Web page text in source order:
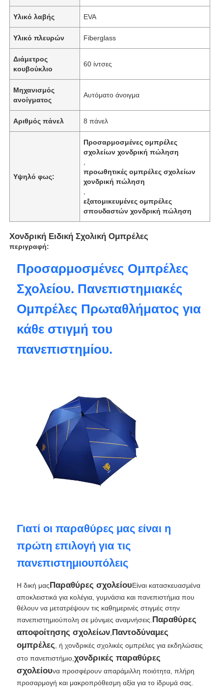
Αρχική Σελίδα
Προϊόντα
Σχετικά με εμάς
Ποιοτικός έλεγχος
επαφή
Νέα
Όλες οι περιπτώσεις
Ζητήστε ένα απόσπασμα
Υλικό λαβής EVA
Υλικό πλευρών Fiberglass
Διάμετρος
κουβούκλιο
60 ίντσες
Μηχανισμός
ανοίγματος
Αυτόματο άνοιγμα
Αριθμός πάνελ 8 πάνελ
Υψηλό φως:
Προσαρμοσμένες ομπρέλες
σχολείων χονδρική πώληση
προωθητικές ομπρέλες σχολείων
χονδρική πώληση
εξατομικευμένες ομπρέλες
σπουδαστών χονδρική πώληση
Χονδρική Ειδική Σχολική Ομπρέλες
περιγραφή:
Προσαρμοσμένες Ομπρέλες
Σχολείου. Πανεπιστημιακές
Ομπρέλες Πρωταθλήματος για
κάθε στιγμή του
πανεπιστημίου.
Γιατί οι παραθύρες μας είναι η
πρώτη επιλογή για τις
πανεπιστημιουπόλεις
Η δική μαςΠαραθύρες σχολείουΕίναι κατασκευασμένα
αποκλειστικά για κολέγια, γυμνάσια και πανεπιστήμια που
θέλουν να μετατρέψουν τις καθημερινές στιγμές στην
πανεπιστημιούπολη σε μόνιμες αναμνήσεις. Παραθύρες
αποφοίτησης σχολείων Παντοδύναμες
ομπρέλες , ή χονδρικές σχολικές ομπρέλες για εκδηλώσεις
στο πανεπιστήμιο,χονδρικές παραθύρες
σχολείουνα προσφέρουν απαράμιλλη ποιότητα, πλήρη
προσαρμογή και μακροπρόθεσμη αξία για το ίδρυμά σας.